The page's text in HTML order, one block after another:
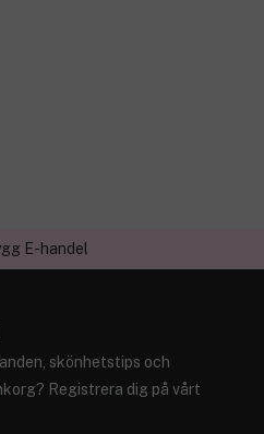
– Trustpilot 4,7 av 5
skönhetstips och
Registrera dig på vårt